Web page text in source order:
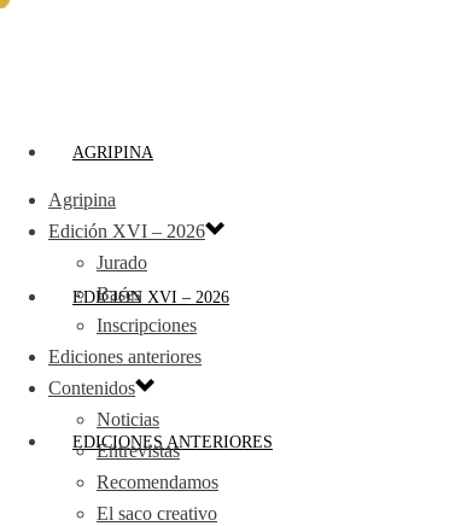
AGRIPINA
EDICIÓN XVI – 2026
EDICIONES ANTERIORES
Agripina
Edición XVI – 2026
Jurado
Bases
Inscripciones
Ediciones anteriores
Contenidos
Noticias
Entrevistas
Recomendamos
El saco creativo